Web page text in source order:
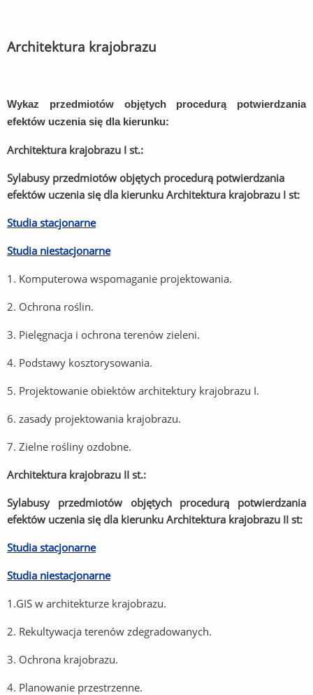
Architektura krajobrazu
Wykaz przedmiotów objętych procedurą potwierdzania
efektów uczenia się dla kierunku:
Architektura krajobrazu I st.:
Sylabusy przedmiotów objętych procedurą potwierdzania
efektów uczenia się dla kierunku Architektura krajobrazu I st:
Studia stacjonarne
Studia niestacjonarne
1. Komputerowa wspomaganie projektowania.
2. Ochrona roślin.
3. Pielęgnacja i ochrona terenów zieleni.
4. Podstawy kosztorysowania.
5. Projektowanie obiektów architektury krajobrazu I.
6. zasady projektowania krajobrazu.
7. Zielne rośliny ozdobne.
Architektura krajobrazu II st.:
Sylabusy przedmiotów objętych procedurą potwierdzania
efektów uczenia się dla kierunku Architektura krajobrazu II st:
Studia stacjonarne
Studia niestacjonarne
1.GIS w architekturze krajobrazu.
2. Rekultywacja terenów zdegradowanych.
3. Ochrona krajobrazu.
4. Planowanie przestrzenne.